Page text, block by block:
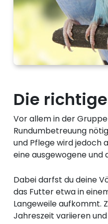
Die
Vor allem in der
Rundumbetreuung
und Pflege wird jedoch
eine ausgewogene
Dabei darfst du deine
das Futter etwa in
Langeweile aufkommt.
Jahreszeit variieren